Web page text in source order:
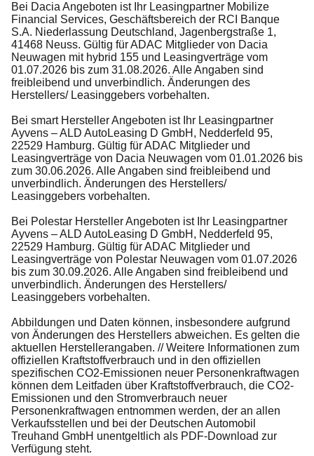
Bei Dacia Angeboten ist Ihr Leasingpartner Mobilize
Financial Services, Geschäftsbereich der RCI Banque
S.A. Niederlassung Deutschland, Jagenbergstraße 1,
41468 Neuss. Gültig für ADAC Mitglieder von Dacia
Neuwagen mit hybrid 155 und Leasingverträge vom
01.07.2026 bis zum 31.08.2026. Alle Angaben sind
freibleibend und unverbindlich. Änderungen des
Herstellers/ Leasinggebers vorbehalten.
Bei smart Hersteller Angeboten ist Ihr Leasingpartner
Ayvens – ALD AutoLeasing D GmbH, Nedderfeld 95,
22529 Hamburg. Gültig für ADAC Mitglieder und
Leasingverträge von Dacia Neuwagen vom 01.01.2026 bis
zum 30.06.2026. Alle Angaben sind freibleibend und
unverbindlich. Änderungen des Herstellers/
Leasinggebers vorbehalten.
Bei Polestar Hersteller Angeboten ist Ihr Leasingpartner
Ayvens – ALD AutoLeasing D GmbH, Nedderfeld 95,
22529 Hamburg. Gültig für ADAC Mitglieder und
Leasingverträge von Polestar Neuwagen vom 01.07.2026
bis zum 30.09.2026. Alle Angaben sind freibleibend und
unverbindlich. Änderungen des Herstellers/
Leasinggebers vorbehalten.
Abbildungen und Daten können, insbesondere aufgrund
von Änderungen des Herstellers abweichen. Es gelten die
aktuellen Herstellerangaben. // Weitere Informationen zum
offiziellen Kraftstoffverbrauch und in den offiziellen
spezifischen CO2-Emissionen neuer Personenkraftwagen
können dem Leitfaden über Kraftstoffverbrauch, die CO2-
Emissionen und den Stromverbrauch neuer
Personenkraftwagen entnommen werden, der an allen
Verkaufsstellen und bei der Deutschen Automobil
Treuhand GmbH unentgeltlich als PDF-Download zur
Verfügung steht.